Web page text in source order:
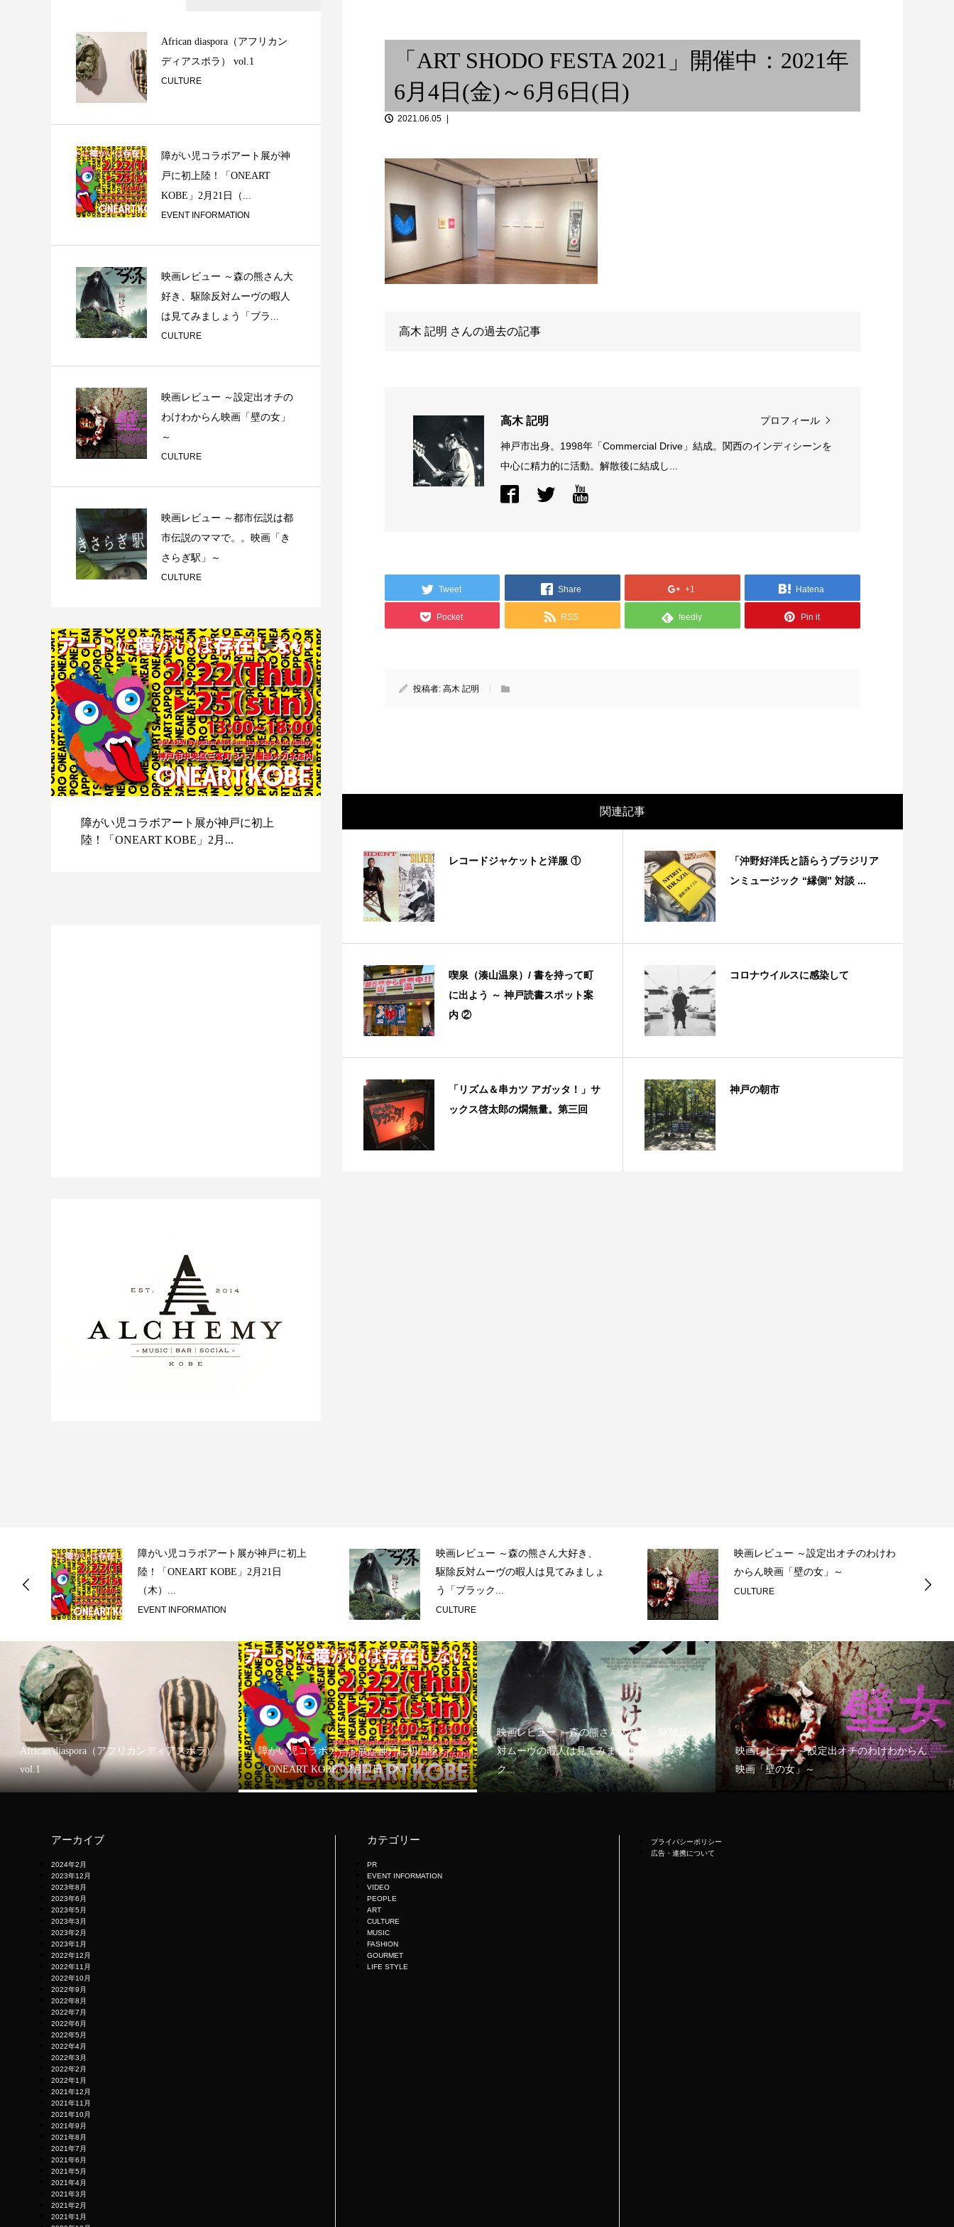
ス啓太郎の...
スーム / From ...
台しかない楽器のご紹介 ...
Sound System Culture
「アナログ “感”」クンゴボ... 南米夢紀行
キツネの嫁入り、活動15周年記
念 5th ALBUM...
「ART SHODO FESTA 2021」開催中：2021年
6月4日(金)～6月6日(日)
2021.06.05
高木 記明 さんの過去の記事
高木 記明 プロフィール
神戸市出身。1998年「Commercial Drive」結成。関西のインディシーンを
中心に精力的に活動。解散後に結成し...
Tweet Share +1 Hatena
Pocket RSS feedly Pin it
投稿者:高木 記明
関連記事
レコードジャケットと洋服 ①
「沖野好洋氏と語らうブラジリア
ンミュージック “縁側” 対談 ...
喫泉（湊山温泉）/ 書を持って町
に出よう ～ 神戸読書スポット案
内 ②
コロナウイルスに感染して
「リズム＆串カツ アガッタ！」サ
ックス啓太郎の燗無量。第三回
神戸の朝市
African diaspora（アフリカン
ディアスポラ） vol.1
CULTURE
障がい児コラボアート展が神
戸に初上陸！「ONEART
KOBE」2月21日（...
EVENT INFORMATION
映画レビュー ～森の熊さん大
好き、駆除反対ムーヴの暇人
は見てみましょう「ブラ...
CULTURE
映画レビュー ～設定出オチの
わけわからん映画「壁の女」
～
CULTURE
映画レビュー ～都市伝説は都
市伝説のママで。。映画「き
さらぎ駅」～
CULTURE
障がい児コラボアート展が神戸に初上
陸！「ONEART KOBE」2月...
映画レビュー ～森の熊さん大好き、駆除
反対ムーヴの暇人は見てみましょ...
映画レビュー ～設定出オチのわけわから
ん映画「壁の女」～
障がい児コラボアート展が神戸に初上
陸！「ONEART KOBE」2月21日
（木）...
EVENT INFORMATION
映画レビュー ～森の熊さん大好き、
駆除反対ムーヴの暇人は見てみましょ
う「ブラック...
CULTURE
映画レビュー ～設定出オチのわけわ
からん映画「壁の女」～
CULTURE
African diaspora（アフリカンディアスポラ）
vol.1
障がい児コラボアート展が神戸に初上陸！
「ONEART KOBE」2月21日（木）...
映画レビュー ～森の熊さん大好き、駆除反
対ムーヴの暇人は見てみましょう「ブラッ
ク...
映画レビュー ～設定出オチのわけわからん
映画「壁の女」～
アーカイブ
2024年2月
2023年12月
2023年8月
2023年6月
2023年5月
2023年3月
2023年2月
2023年1月
2022年12月
2022年11月
2022年10月
2022年9月
2022年8月
2022年7月
2022年6月
2022年5月
2022年4月
2022年3月
2022年2月
2022年1月
2021年12月
2021年11月
2021年10月
2021年9月
2021年8月
2021年7月
2021年6月
2021年5月
2021年4月
2021年3月
2021年2月
2021年1月
カテゴリー
PR
EVENT INFORMATION
VIDEO
PEOPLE
ART
CULTURE
MUSIC
FASHION
GOURMET
LIFE STYLE
プライバシーポリシー
広告・連携について